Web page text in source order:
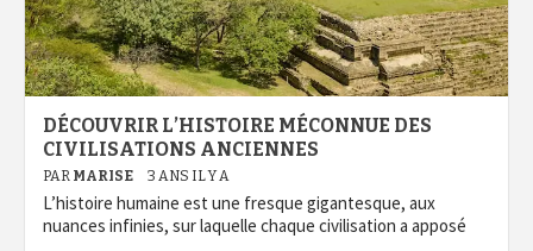
DÉCOUVRIR L’HISTOIRE MÉCONNUE DES
CIVILISATIONS ANCIENNES
PAR MARISE 3 ANS IL Y A
L’histoire humaine est une fresque gigantesque, aux
nuances infinies, sur laquelle chaque civilisation a apposé